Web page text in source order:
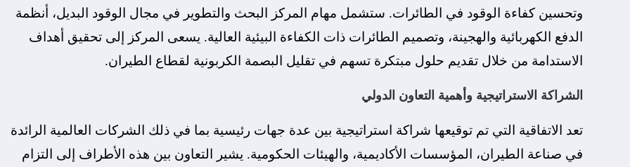
وتحسين كفاءة الوقود في الطائرات. ستشمل مهام المركز البحث والتطوير في مجال الوقود البديل، أنظمة
الدفع الكهربائية والهجينة، وتصميم الطائرات ذات الكفاءة البيئية العالية. يسعى المركز إلى تحقيق أهداف
الاستدامة من خلال تقديم حلول مبتكرة تسهم في تقليل البصمة الكربونية لقطاع الطيران.
الشراكة الاستراتيجية وأهمية التعاون الدولي
تعد الاتفاقية التي تم توقيعها شراكة استراتيجية بين عدة جهات رئيسية بما في ذلك الشركات العالمية الرائدة
في صناعة الطيران، المؤسسات الأكاديمية، والهيئات الحكومية. يشير التعاون بين هذه الأطراف إلى التزام